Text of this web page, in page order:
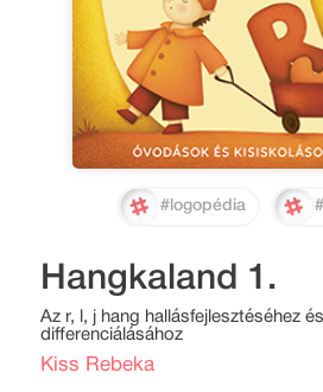
#logopédia
Hangkaland 1.
Az r, l, j hang hallásfejlesztéséhez
differenciálásához
Kiss Rebeka